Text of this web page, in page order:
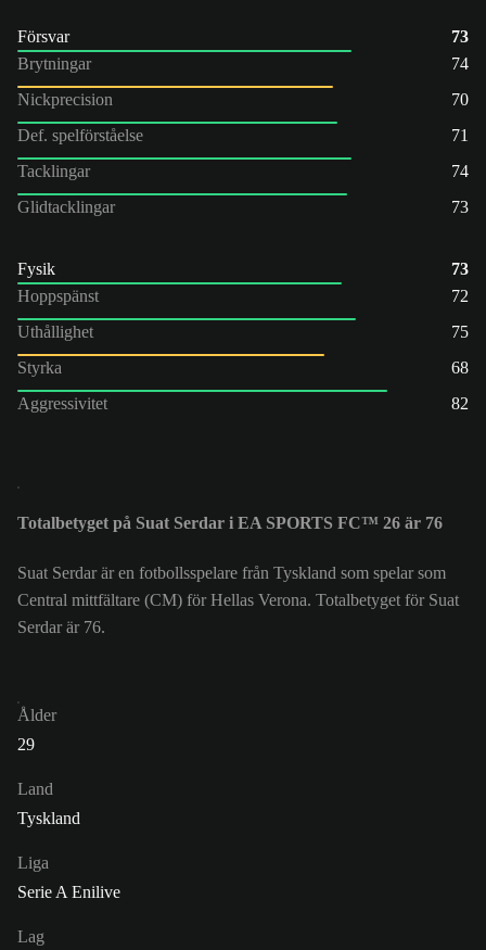
Försvar
73
Brytningar
74
Nickprecision
70
Def. spelförståelse
71
Tacklingar
74
Glidtacklingar
73
Fysik
73
Hoppspänst
72
Uthållighet
75
Styrka
68
Aggressivitet
82
Totalbetyget på Suat Serdar i EA SPORTS FC™ 26 är 76
Suat Serdar är en fotbollsspelare från Tyskland som spelar som
Central mittfältare (CM) för Hellas Verona. Totalbetyget för Suat
Serdar är 76.
Ålder
29
Land
Tyskland
Liga
Serie A Enilive
Lag